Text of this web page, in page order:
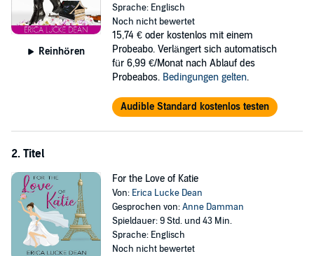
Drunk on love, Katie dives headfirst into the relationship only to
discover that Cooper is keeping secrets...dangerous ones. As if
things couldn’t get worse, her meddling mother makes a surprise
visit, digging up a whole new set of problems.
Who would have guessed having an assassin for a boyfriend would
©2013 Erica Lucke Dean (P)2013 Erica Lucke Dean
Reinhören
Sprache: Englisch
Noch nicht bewertet
15,74 € oder kostenlos mit einem
Probeabo. Verlängert sich automatisch
für 6,99 €/Monat nach Ablauf des
Probeabos. Bedingungen gelten.
Audible Standard kostenlos testen
2. Titel
For the Love of Katie
Von: Erica Lucke Dean
Gesprochen von:Anne Damman
Spieldauer: 9 Std. und 43 Min.
Sprache: Englisch
Noch nicht bewertet